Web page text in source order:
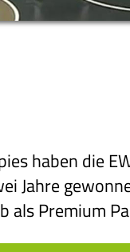
haben die
Jahre
als Premium